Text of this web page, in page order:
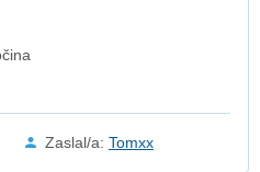
Zaslal/a: Tomxx